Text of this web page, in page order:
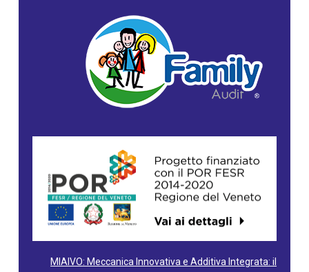
MIAIVO: Meccanica Innovativa e Additiva Integrata: il